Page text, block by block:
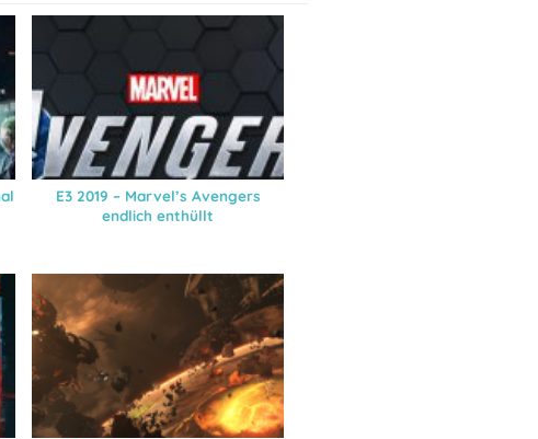
E3 2019 – Marvel’s Avengers
endlich enthüllt